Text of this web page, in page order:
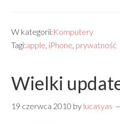
W kategorii:Komputery
Tagi:apple, iPhone, prywatność
Wielki
19 czerwca 2010 by lucasyas